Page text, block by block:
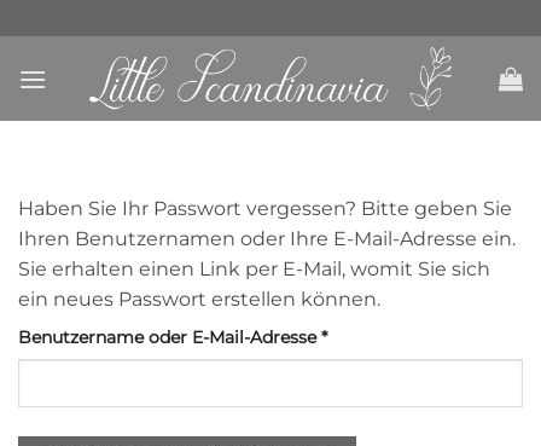
to
content
Haben Sie Ihr Passwort vergessen? Bitte geben Sie
Ihren Benutzernamen oder Ihre E-Mail-Adresse ein.
Sie erhalten einen Link per E-Mail, womit Sie sich
ein neues Passwort erstellen können.
Benutzername oder E-Mail-Adresse*Erforderlich